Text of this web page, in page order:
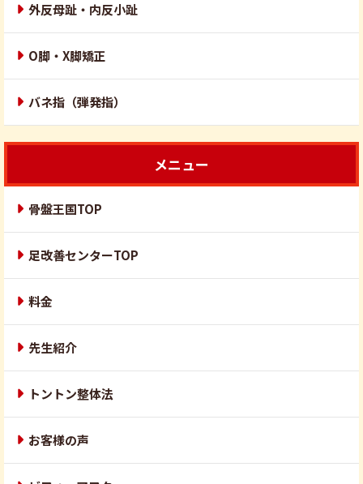
外反母趾・内反小趾
O脚・X脚矯正
バネ指（弾発指）
メニュー
骨盤王国TOP
足改善センターTOP
料金
先生紹介
トントン整体法
お客様の声